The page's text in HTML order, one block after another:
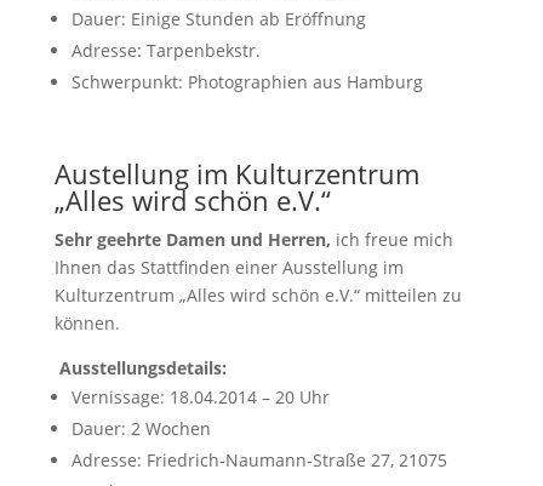
Dauer: Einige Stunden ab Eröffnung
Adresse: Tarpenbekstr.
Schwerpunkt: Photographien aus Hamburg
Austellung im Kulturzentrum
„Alles wird schön e.V.“
Sehr geehrte Damen und Herren, ich freue mich
Ihnen das Stattfinden einer Ausstellung im
Kulturzentrum „Alles wird schön e.V.“ mitteilen zu
können.
Ausstellungsdetails:
Vernissage: 18.04.2014 – 20 Uhr
Dauer: 2 Wochen
Adresse: Friedrich-Naumann-Straße 27, 21075